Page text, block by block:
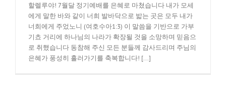
할렐루야! 7월달 정기예배를 은혜로 마쳤습니다 내가 모세
에게 말한 바와 같이 너희 발바닥으로 밟는 곳은 모두 내가
너희에게 주었노니 (여호수아1:3) 이 말씀을 기반으로 가부
기쵸 거리에 하나님의 나라가 확장될 것을 소망하며 믿음으
로 취했습니다 동참해 주신 모든 분들께 감사드리며 주님의
은혜가 풍성히 흘러가기를 축복합니다! [...]